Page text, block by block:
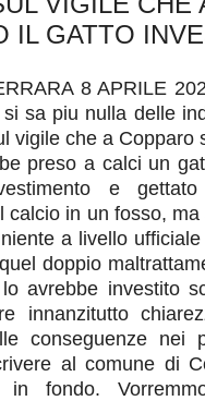
IL GATTO
8 APRILE
sa piu nulla delle
vigile che a Copparo
preso a calci un
e
calcio in un fosso,
a livello
doppio
avrebbe investito
innanzitutto
conseguenze nei
al comune di
in fondo.